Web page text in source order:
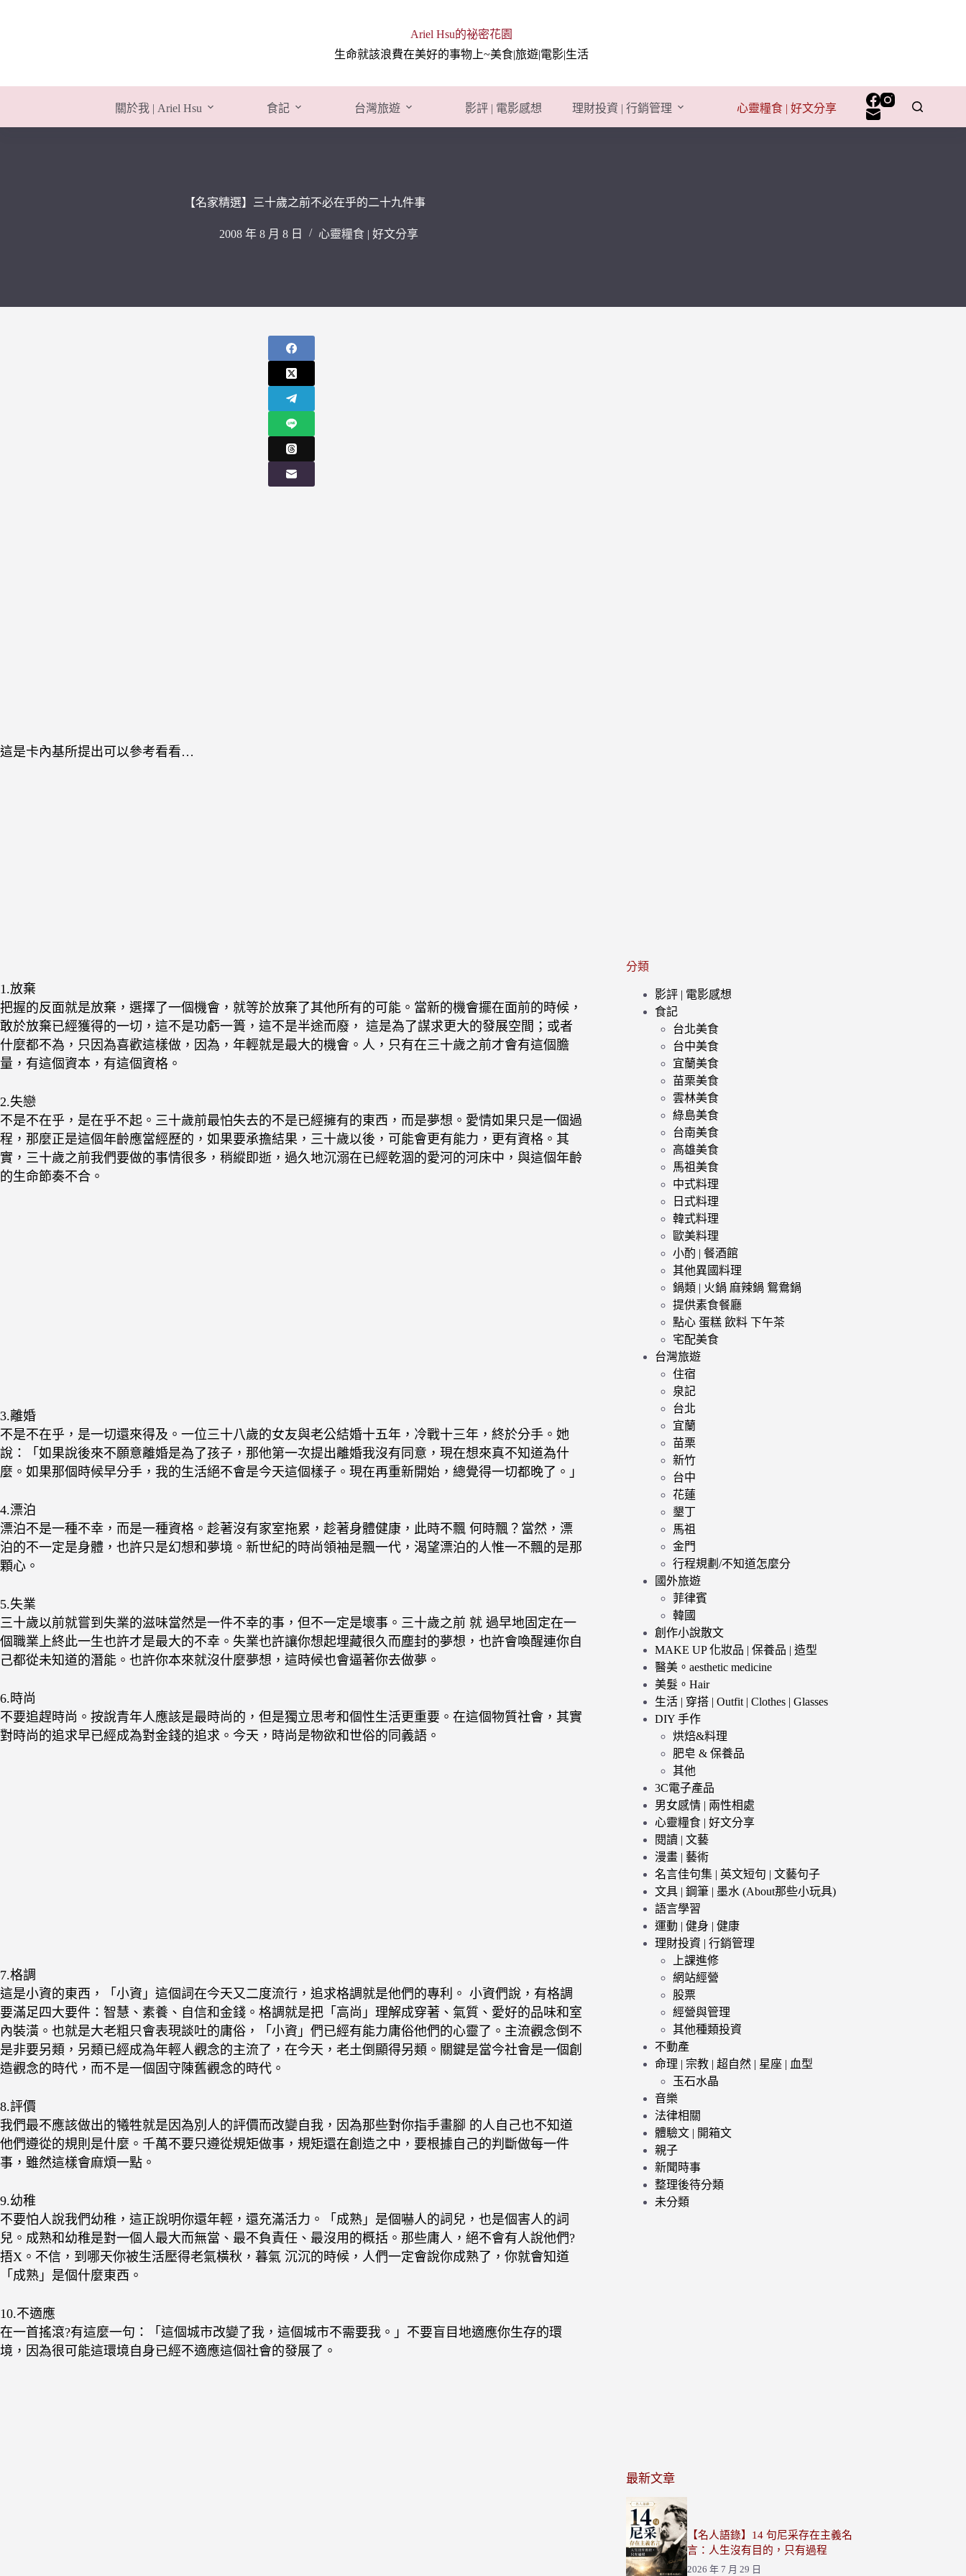
Ariel Hsu的祕密花園
生命就該浪費在美好的事物上~美食|旅遊|電影|生活
關於我 | Ariel Hsu 食記 台灣旅遊 影評 | 電影感想 理財投資 | 行銷管理 心靈糧食 | 好文分享
【名家精選】三十歲之前不必在乎的二十九件事
2008 年 8 月 8 日 心靈糧食 | 好文分享
這是卡內基所提出可以參考看看…
1.放棄
把握的反面就是放棄，選擇了一個機會，就等於放棄了其他所有的可能。當新的機會擺在面前的時候，
敢於放棄已經獲得的一切，這不是功虧一簣，這不是半途而廢， 這是為了謀求更大的發展空間；或者
什麼都不為，只因為喜歡這樣做，因為，年輕就是最大的機會。人，只有在三十歲之前才會有這個膽
量，有這個資本，有這個資格。
2.失戀
不是不在乎，是在乎不起。三十歲前最怕失去的不是已經擁有的東西，而是夢想。愛情如果只是一個過
程，那麼正是這個年齡應當經歷的，如果要承擔結果，三十歲以後，可能會更有能力，更有資格。其
實，三十歲之前我們要做的事情很多，稍縱即逝，過久地沉溺在已經乾涸的愛河的河床中，與這個年齡
的生命節奏不合。
3.離婚
不是不在乎，是一切還來得及。一位三十八歲的女友與老公結婚十五年，冷戰十三年，終於分手。她
說：「如果說後來不願意離婚是為了孩子，那他第一次提出離婚我沒有同意，現在想來真不知道為什
麼。如果那個時候早分手，我的生活絕不會是今天這個樣子。現在再重新開始，總覺得一切都晚了。」
4.漂泊
漂泊不是一種不幸，而是一種資格。趁著沒有家室拖累，趁著身體健康，此時不飄 何時飄？當然，漂
泊的不一定是身體，也許只是幻想和夢境。新世紀的時尚領袖是飄一代，渴望漂泊的人惟一不飄的是那
顆心。
5.失業
三十歲以前就嘗到失業的滋味當然是一件不幸的事，但不一定是壞事。三十歲之前 就 過早地固定在一
個職業上終此一生也許才是最大的不幸。失業也許讓你想起埋藏很久而塵封的夢想，也許會喚醒連你自
己都從未知道的潛能。也許你本來就沒什麼夢想，這時候也會逼著你去做夢。
6.時尚
不要追趕時尚。按說青年人應該是最時尚的，但是獨立思考和個性生活更重要。在這個物質社會，其實
對時尚的追求早已經成為對金錢的追求。今天，時尚是物欲和世俗的同義語。
7.格調
這是小資的東西，「小資」這個詞在今天又二度流行，追求格調就是他們的專利。 小資們說，有格調
要滿足四大要件：智慧、素養、自信和金錢。格調就是把「高尚」理解成穿著、氣質、愛好的品味和室
內裝潢。也就是大老粗只會表現談吐的庸俗，「小資」們已經有能力庸俗他們的心靈了。主流觀念倒不
是非要另類，另類已經成為年輕人觀念的主流了，在今天，老土倒顯得另類。關鍵是當今社會是一個創
造觀念的時代，而不是一個固守陳舊觀念的時代。
8.評價
我們最不應該做出的犧牲就是因為別人的評價而改變自我，因為那些對你指手畫腳 的人自己也不知道
他們遵從的規則是什麼。千萬不要只遵從規矩做事，規矩還在創造之中，要根據自己的判斷做每一件
事，雖然這樣會麻煩一點。
9.幼稚
不要怕人說我們幼稚，這正說明你還年輕，還充滿活力。「成熟」是個嚇人的詞兒，也是個害人的詞
兒。成熟和幼稚是對一個人最大而無當、最不負責任、最沒用的概括。那些庸人，絕不會有人說他們?
捂X。不信，到哪天你被生活壓得老氣橫秋，暮氣 沉沉的時候，人們一定會說你成熟了，你就會知道
「成熟」是個什麼東西。
10.不適應
在一首搖滾?有這麼一句：「這個城市改變了我，這個城市不需要我。」不要盲目地適應你生存的環
境，因為很可能這環境自身已經不適應這個社會的發展了。
分類
影評 | 電影感想
食記
台北美食
台中美食
宜蘭美食
苗栗美食
雲林美食
綠島美食
台南美食
高雄美食
馬祖美食
中式料理
日式料理
韓式料理
歐美料理
小酌 | 餐酒館
其他異國料理
鍋類 | 火鍋 麻辣鍋 鴛鴦鍋
提供素食餐廳
點心 蛋糕 飲料 下午茶
宅配美食
台灣旅遊
住宿
泉記
台北
宜蘭
苗栗
新竹
台中
花蓮
墾丁
馬祖
金門
行程規劃/不知道怎麼分
國外旅遊
菲律賓
韓國
創作小說散文
MAKE UP 化妝品 | 保養品 | 造型
醫美。aesthetic medicine
美髮。Hair
生活 | 穿搭 | Outfit | Clothes | Glasses
DIY 手作
烘焙&料理
肥皂 & 保養品
其他
3C電子產品
男女感情 | 兩性相處
心靈糧食 | 好文分享
閱讀 | 文藝
漫畫 | 藝術
名言佳句集 | 英文短句 | 文藝句子
文具 | 鋼筆 | 墨水 (About那些小玩具)
語言學習
運動 | 健身 | 健康
理財投資 | 行銷管理
上課進修
網站經營
股票
經營與管理
其他種類投資
不動產
命理 | 宗教 | 超自然 | 星座 | 血型
玉石水晶
音樂
法律相關
體驗文 | 開箱文
親子
新聞時事
整理後待分類
未分類
最新文章
【名人語錄】14 句尼采存在主義名
言：人生沒有目的，只有過程
2026 年 7 月 29 日